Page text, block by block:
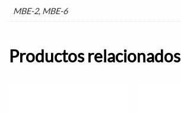
MBE-2, MBE-6
Productos relacionados